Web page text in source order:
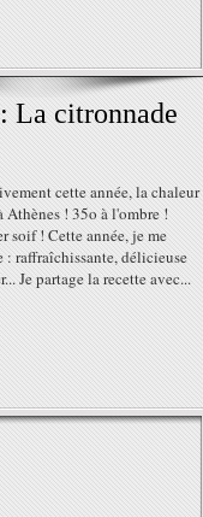
La citronnade
cette année, la chaleur
Athènes ! 35o à l'ombre !
soif ! Cette année, je me
: raffraîchissante, délicieuse
Je partage la recette avec...